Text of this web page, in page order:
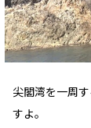
尖閣湾を一周
すよ。